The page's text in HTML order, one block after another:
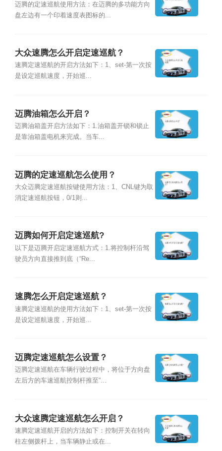
迈腾的定速巡航使用方法：在迈腾的多功能方向
盘左边有一个印着速度表图标的...
大众速腾怎么开启定速巡航？
速腾定速巡航的开启方法如下：1、set-第一次按
是设定巡航速度，开始巡...
迈腾油箱怎么开启？
迈腾油箱盖开启方法如下：1.油箱盖开锁和锁止
是靠油箱盖电机来完成。当车...
迈腾的定速巡航怎么使用？
大众迈腾定速巡航按键使用方法：1、CNL键为取
消定速巡航按钮，0/1则...
迈腾如何开启定速巡航?
以下是迈腾开启定速巡航方式：1.将控制杆沿驾
驶员方向直接推到底（“Re...
速腾怎么开启定速巡航？
速腾定速巡航的使用方法如下：1、set-第一次按
是设定巡航速度，开始巡...
迈腾定速巡航怎么设置？
迈腾定速巡航在车辆行驶过程中，将位于方向盘
左后方的车速巡航控制杆推至“...
大众速腾定速巡航怎么开启？
速腾定速巡航开启的方法如下：控制开关在转向
柱左侧拨杆上，当车辆静止或在...